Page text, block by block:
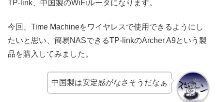
TP-link、中国製のWiFiルータになります。
今回、Time Machineをワイヤレスで使用できるようにし
たいと思い、簡易NASできるTP-linkのArcher A9という製
品を購入してみました。
中国製は安定感がなさそうだなぁ